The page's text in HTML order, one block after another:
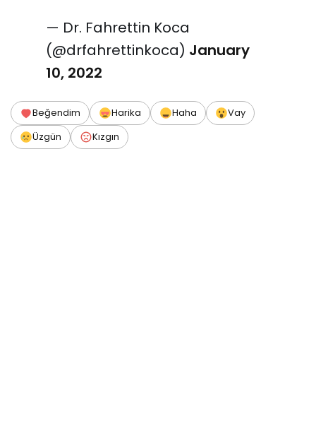
— Dr. Fahrettin Koca
(@drfahrettinkoca) January
10, 2022
Beğendim Harika Haha
Vay
Üzgün
Kızgın